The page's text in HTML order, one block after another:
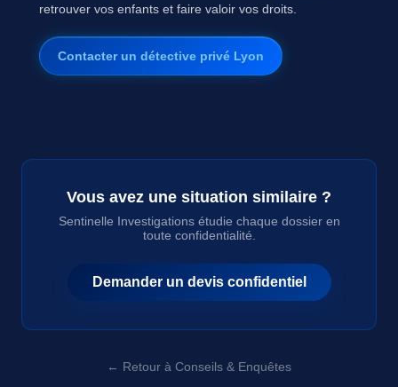
retrouver vos enfants et faire valoir vos droits.
Contacter un détective privé Lyon
Vous avez une situation similaire ?
Sentinelle Investigations étudie chaque dossier en
toute confidentialité.
Demander un devis confidentiel
← Retour à Conseils & Enquêtes